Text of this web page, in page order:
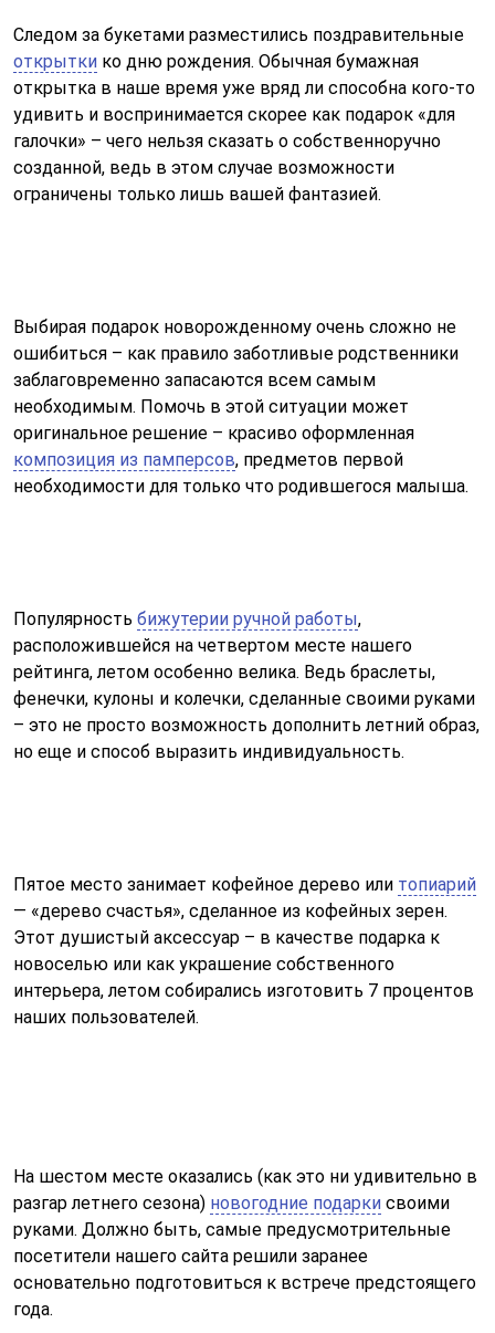
Следом за букетами разместились поздравительные
открытки ко дню рождения. Обычная бумажная
открытка в наше время уже вряд ли способна кого-то
удивить и воспринимается скорее как подарок «для
галочки» – чего нельзя сказать о собственноручно
созданной, ведь в этом случае возможности
ограничены только лишь вашей фантазией.
Выбирая подарок новорожденному очень сложно не
ошибиться – как правило заботливые родственники
заблаговременно запасаются всем самым
необходимым. Помочь в этой ситуации может
оригинальное решение – красиво оформленная
композиция из памперсов, предметов первой
необходимости для только что родившегося малыша.
Популярность бижутерии ручной работы,
расположившейся на четвертом месте нашего
рейтинга, летом особенно велика. Ведь браслеты,
фенечки, кулоны и колечки, сделанные своими руками
– это не просто возможность дополнить летний образ,
но еще и способ выразить индивидуальность.
Пятое место занимает кофейное дерево или топиарий
— «дерево счастья», сделанное из кофейных зерен.
Этот душистый аксессуар – в качестве подарка к
новоселью или как украшение собственного
интерьера, летом собирались изготовить 7 процентов
наших пользователей.
На шестом месте оказались (как это ни удивительно в
разгар летнего сезона) новогодние подарки своими
руками. Должно быть, самые предусмотрительные
посетители нашего сайта решили заранее
основательно подготовиться к встрече предстоящего
года.